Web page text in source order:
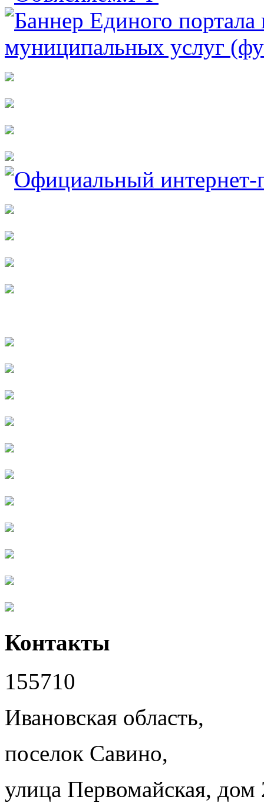
Контакты
155710
Ивановская область,
поселок Савино,
улица Первомайская, дом